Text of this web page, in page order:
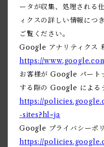
ータが収集、処理される
ィクスの詳しい情報につ
ご覧ください。
Google アナリティクス
https://
お客様が Google パート
する際の Google による
https://
-sites?hl=ja
Google プライバシーポ
https://